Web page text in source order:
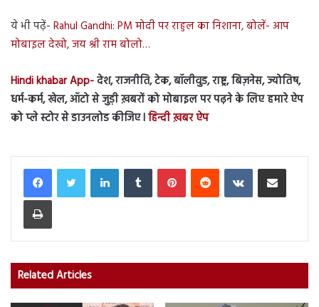
ये भी पढ़ें- Rahul Gandhi: PM मोदी पर राहुल का निशाना, बोलें- आप
मोबाइल देखो, जय श्री राम बोलो…
Hindi khabar App-देश, राजनीति, टेक, बॉलीवुड, राष्ट्र, बिज़नेस, ज्योतिष,
धर्म-कर्म, खेल, ऑटो से जुड़ी ख़बरों को मोबाइल पर पढ़ने के लिए हमारे ऐप
को प्ले स्टोर से डाउनलोड कीजिए lहिन्दी ख़बर ऐप
LinkedInTumblr PinterestReddit VKontakteShare via Email
Print
Related Articles